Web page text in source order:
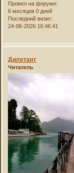
Провел на форуме:
6 месяцев 0 дней
Последний визит:
24-06-2026 16:46:41
Дилетант
Читатель